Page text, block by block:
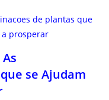
se Ajudam